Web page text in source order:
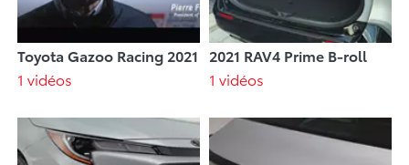
Toyota Gazoo Racing 2021
1 vidéos
2021 RAV4 Prime B-roll
1 vidéos